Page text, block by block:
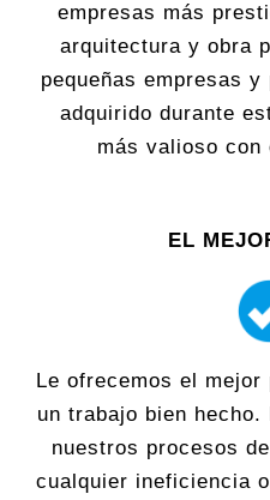
empresas más
arquitectura y obra
pequeñas empresas
adquirido durante
más valioso con
EL
Le ofrecemos el
un trabajo bien hecho.
nuestros procesos
cualquier ineficiencia